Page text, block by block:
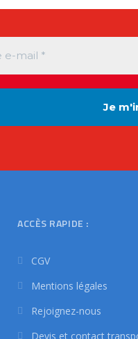
ACCÈS RAPIDE :
CGV
Mentions légales
Rejoignez-nous
Devis et contact